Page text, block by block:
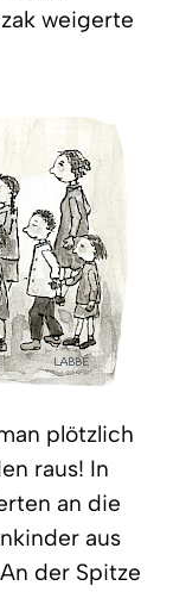
weigerte
plötzlich
raus! In
an die
aus
der Spitze